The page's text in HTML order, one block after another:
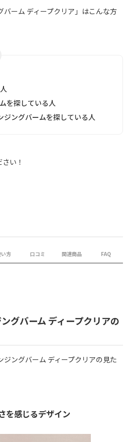
バーム ディープクリア」はこんな方
を探している人
ングバームを探している人
い！
方 口コミ 関連商品 FAQ
グバーム ディープクリアの
ジングバーム ディープクリアの見た
を感じるデザイン